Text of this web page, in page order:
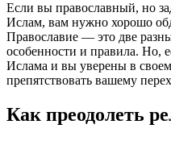
Если вы православный, но
Ислам, вам нужно хорошо
Православие — это две
особенности и правила. Но,
Ислама и вы уверены в
препятствовать вашему
Как преодолеть